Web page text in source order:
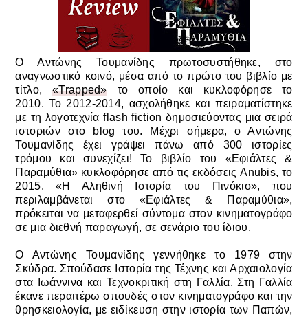
Ο Αντώνης Τουμανίδης πρωτοσυστήθηκε, στο
αναγνωστικό κοινό, μέσα από το πρώτο του βιβλίο με
τίτλο,«Trapped»το οποίο και κυκλοφόρησε το
2010. Το 2012-2014, ασχολήθηκε και πειραματίστηκε
με τη λογοτεχνία flash fiction δημοσιεύοντας μια σειρά
ιστοριών στο blog του. Μέχρι σήμερα, ο Αντώνης
Τουμανίδης έχει γράψει πάνω από 300 ιστορίες
τρόμου και συνεχίζει! To βιβλίο του «Εφιάλτες &
Παραμύθια» κυκλοφόρησε από τις εκδόσεις Anubis, το
2015. «Η Αληθινή Ιστορία του Πινόκιο», που
περιλαμβάνεται στο «Εφιάλτες & Παραμύθια»,
πρόκειται να μεταφερθεί σύντομα στον κινηματογράφο
σε μια διεθνή παραγωγή, σε σενάριο του ίδιου.
Ο Αντώνης Τουμανίδης γεννήθηκε το 1979 στην
Σκύδρα. Σπούδασε Ιστορία της Τέχνης και Αρχαιολογία
στα Ιωάννινα και Τεχνοκριτική στη Γαλλία. Στη Γαλλία
έκανε περαιτέρω σπουδές στον κινηματογράφο και την
θρησκειολογία, με ειδίκευση στην ιστορία των Παπών,